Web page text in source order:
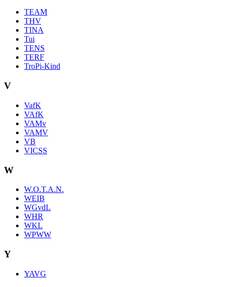
TEAM
THV
TINA
Tui
TENS
TERF
TroPi-Kind
V
VafK
VAfK
VAMv
VAMV
VB
VICSS
W
W.O.T.A.N.
WEIB
WGvdL
WHR
WKL
WPWW
Y
YAVG